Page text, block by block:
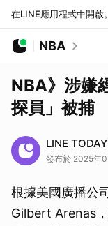
在LINE應用程式中開啟。
NBA
NBA》涉嫌
探員」被捕
LINE
發布於 2025年
根據美國廣播公
Gilbert Arenas